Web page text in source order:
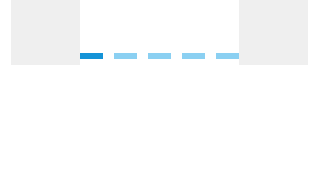
1 2 3 4 5